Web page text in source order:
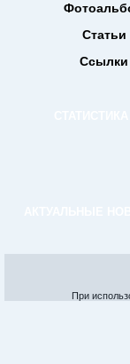
Статьи
Ссылки
При